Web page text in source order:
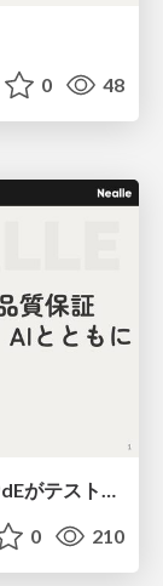
0 48
職種の境界を染み出しあう品質保証 - PdEがテストへ、QAが上流へ、AIとともに
0 210